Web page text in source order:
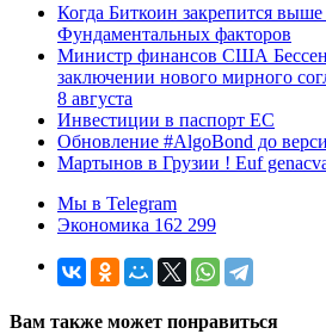
Когда Биткоин закрепится
Фундаментальных факторов
Министр финансов США
заключении нового мирного
8 августа
Инвестиции в паспорт ЕС
Обновление #AlgoBond до
Мартынов в Грузии ! Euf
Мы в Telegram
Экономика 162 299
Вам также может понравиться